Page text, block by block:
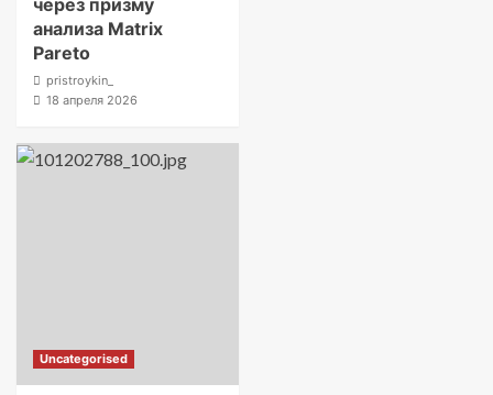
через призму
анализа Matrix
Pareto
pristroykin_
18 апреля 2026
Uncategorised